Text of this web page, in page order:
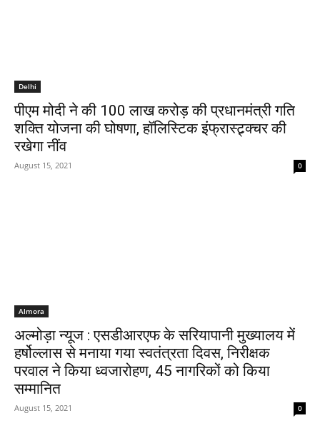
Delhi
पीएम मोदी ने की 100 लाख करोड़ की प्रधानमंत्री गति
शक्ति योजना की घोषणा, हॉलिस्टिक इंफ्रास्ट्र्क्चर की
रखेगा नींव
August 15, 2021 0
Almora
अल्मोड़ा न्यूज : एसडीआरएफ के सरियापानी मुख्यालय में
हर्षोल्लास से मनाया गया स्वतंत्रता दिवस, निरीक्षक
परवाल ने किया ध्वजारोहण, 45 नागरिकों को किया
सम्मानित
August 15, 2021 0